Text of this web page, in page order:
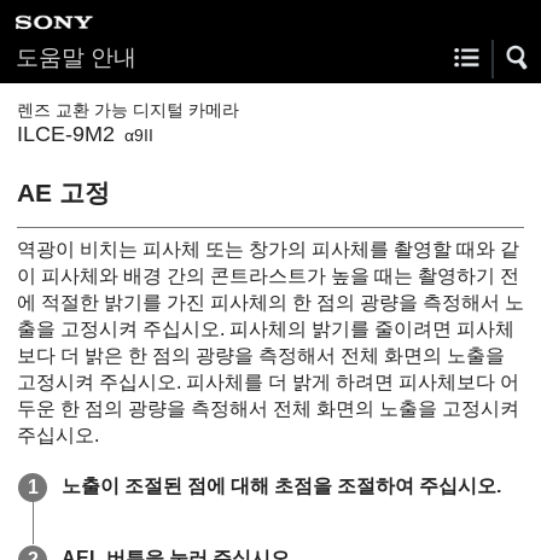
도움말 안내
렌즈 교환 가능 디지털 카메라
ILCE-9M2 α9II
AE 고정
역광이 비치는 피사체 또는 창가의 피사체를 촬영할 때와 같
이 피사체와 배경 간의 콘트라스트가 높을 때는 촬영하기 전
에 적절한 밝기를 가진 피사체의 한 점의 광량을 측정해서 노
출을 고정시켜 주십시오. 피사체의 밝기를 줄이려면 피사체
보다 더 밝은 한 점의 광량을 측정해서 전체 화면의 노출을
고정시켜 주십시오. 피사체를 더 밝게 하려면 피사체보다 어
두운 한 점의 광량을 측정해서 전체 화면의 노출을 고정시켜
주십시오.
노출이 조절된 점에 대해 초점을 조절하여 주십시오.